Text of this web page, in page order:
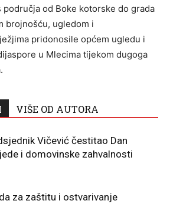
područja od Boke kotorske do grada
brojnošću, ugledom i
pridonosile općem ugledu i
u Mlecima tijekom dugoga
VIŠE OD AUTORA
Vičević čestitao Dan
i domovinske zahvalnosti
za zaštitu i ostvarivanje